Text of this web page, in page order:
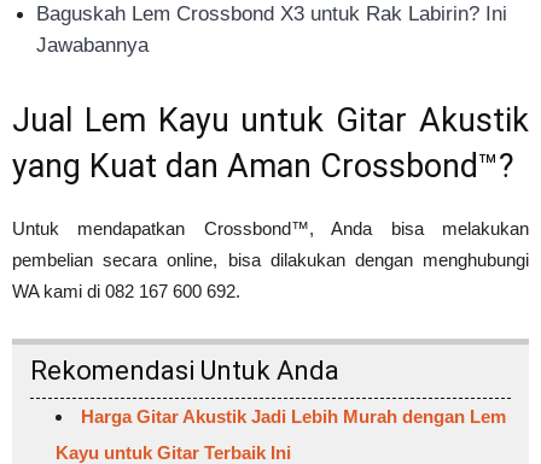
Baguskah Lem Crossbond X3 untuk Rak Labirin? Ini
Jawabannya
Jual Lem Kayu untuk Gitar Akustik
yang Kuat dan Aman Crossbond™?
Untuk mendapatkan Crossbond™, Anda bisa melakukan
pembelian secara online, bisa dilakukan dengan menghubungi
WA kami di 082 167 600 692.
Rekomendasi Untuk Anda
Harga Gitar Akustik Jadi Lebih Murah dengan Lem
Kayu untuk Gitar Terbaik Ini